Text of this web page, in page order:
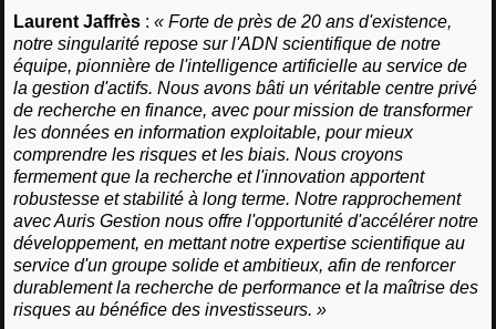
Laurent Jaffrès : « Forte de près de 20 ans d'existence,
notre singularité repose sur l'ADN scientifique de notre
équipe, pionnière de l'intelligence artificielle au service de
la gestion d'actifs. Nous avons bâti un véritable centre privé
de recherche en finance, avec pour mission de transformer
les données en information exploitable, pour mieux
comprendre les risques et les biais. Nous croyons
fermement que la recherche et l'innovation apportent
robustesse et stabilité à long terme. Notre rapprochement
avec Auris Gestion nous offre l'opportunité d'accélérer notre
développement, en mettant notre expertise scientifique au
service d'un groupe solide et ambitieux, afin de renforcer
durablement la recherche de performance et la maîtrise des
risques au bénéfice des investisseurs. »